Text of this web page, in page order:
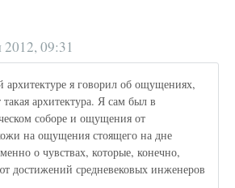
2012, 09:31
архитектуре я говорил об ощущениях,
архитектура. Я сам был в
соборе и ощущения от
на ощущения стоящего на дне
о чувствах, которые, конечно,
достижений средневековых инженеров